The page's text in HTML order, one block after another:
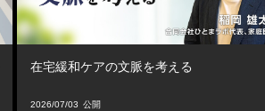
在宅緩和ケアの文脈を考える
2026/07/03